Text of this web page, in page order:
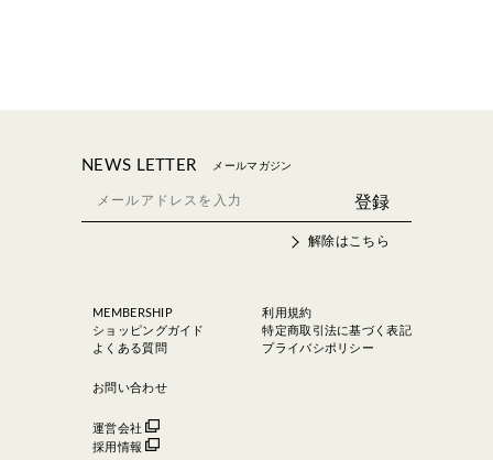
NEWS LETTER メールマガジン
解除はこちら
MEMBERSHIP
ショッピングガイド
よくある質問
お問い合わせ
運営会社
採用情報
利用規約
特定商取引法に基づく表記
プライバシポリシー